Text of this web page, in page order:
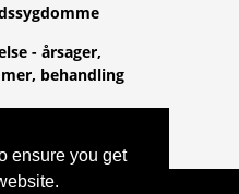
ensure you get
- årsager,
behandling